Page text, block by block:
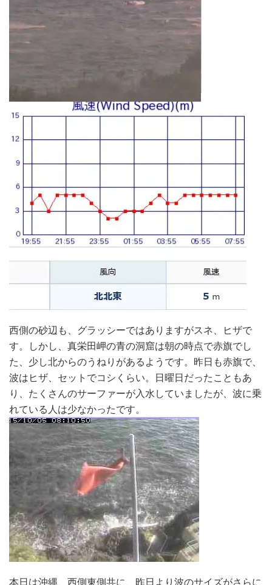
西側の砂辺も、グラッシーではありますがスネ、ヒザで
す。しかし、真栄田岬の青の洞窟は朝の時点で赤旗でし
た、少し北からのうねりがあるようです。昨日も赤旗で、
波はヒザ、セットでコシくらい。日曜日だったこともあ
り、たくさんのサーファーが入水していましたが、波に乗
れている人は少なかったです。
本日は沖縄、西側東側共に、昨日より波のサイズがさらに